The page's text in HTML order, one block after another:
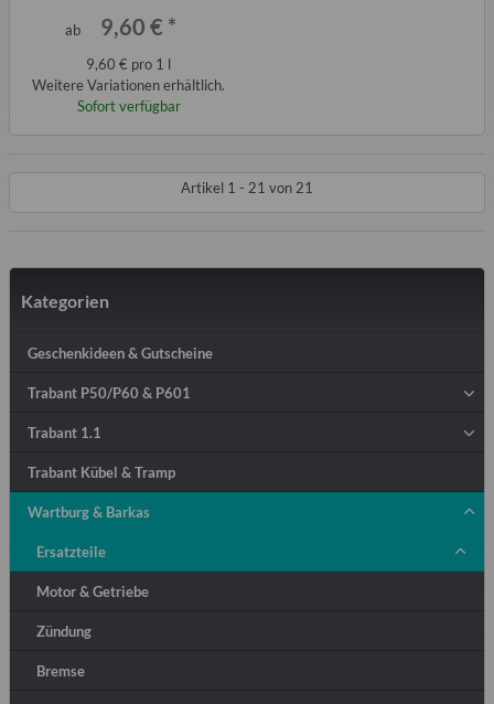
ab 9,60 € *
9,60 € pro 1 l
Weitere Variationen erhältlich.
Sofort verfügbar
Artikel 1 - 21 von 21
Kategorien
Geschenkideen & Gutscheine
Trabant P50/P60 & P601
Trabant 1.1
Trabant Kübel & Tramp
Wartburg & Barkas
Ersatzteile
Motor & Getriebe
Zündung
Bremse